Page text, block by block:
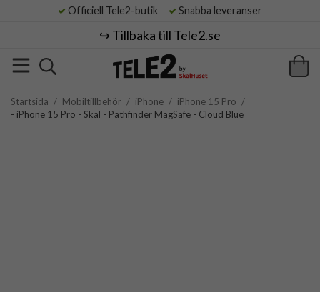
Officiell Tele2-butik Snabba leveranser
↪️ Tillbaka till Tele2.se
Startsida / Mobiltillbehör / iPhone / iPhone 15 Pro /
- iPhone 15 Pro - Skal - Pathfinder MagSafe - Cloud Blue